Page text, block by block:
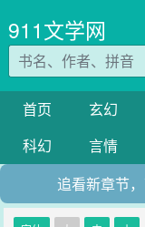
911文学网
首页 玄幻
科幻
言情
追看新章节